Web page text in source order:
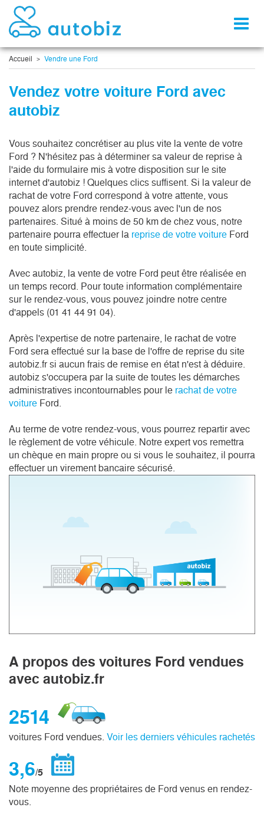
Accueil Vendre une Ford
Vendez votre voiture Ford avec
autobiz
Vous souhaitez concrétiser au plus vite la vente de votre
Ford ? N'hésitez pas à déterminer sa valeur de reprise à
l'aide du formulaire mis à votre disposition sur le site
internet d'autobiz ! Quelques clics suffisent. Si la valeur de
rachat de votre Ford correspond à votre attente, vous
pouvez alors prendre rendez-vous avec l'un de nos
partenaires. Situé à moins de 50 km de chez vous, notre
partenaire pourra effectuer la reprise de votre voiture Ford
en toute simplicité.
Avec autobiz, la vente de votre Ford peut être réalisée en
un temps record. Pour toute information complémentaire
sur le rendez-vous, vous pouvez joindre notre centre
d'appels (01 41 44 91 04).
Après l'expertise de notre partenaire, le rachat de votre
Ford sera effectué sur la base de l'offre de reprise du site
autobiz.fr si aucun frais de remise en état n'est à déduire.
autobiz s'occupera par la suite de toutes les démarches
administratives incontournables pour le rachat de votre
voiture Ford.
Au terme de votre rendez-vous, vous pourrez repartir avec
le règlement de votre véhicule. Notre expert vos remettra
un chèque en main propre ou si vous le souhaitez, il pourra
effectuer un virement bancaire sécurisé.
A propos des voitures Ford vendues
avec autobiz.fr
2514
voitures Ford vendues. Voir les derniers véhicules rachetés
3,6/5
Note moyenne des propriétaires de Ford venus en rendez-
vous.